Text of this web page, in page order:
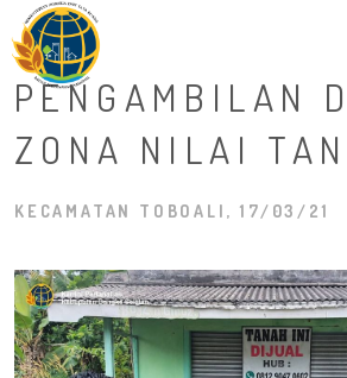
PENGAMBILAN
ZONA NILAI
KECAMATAN TOBOALI, 17/03/21